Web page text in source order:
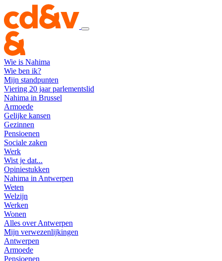
Wie is Nahima
Wie ben ik?
Mijn standpunten
Viering 20 jaar parlementslid
Nahima in Brussel
Armoede
Gelijke kansen
Gezinnen
Pensioenen
Sociale zaken
Werk
Wist je dat...
Opiniestukken
Nahima in Antwerpen
Weten
Welzijn
Werken
Wonen
Alles over Antwerpen
Mijn verwezenlijkingen
Antwerpen
Armoede
Pensioenen